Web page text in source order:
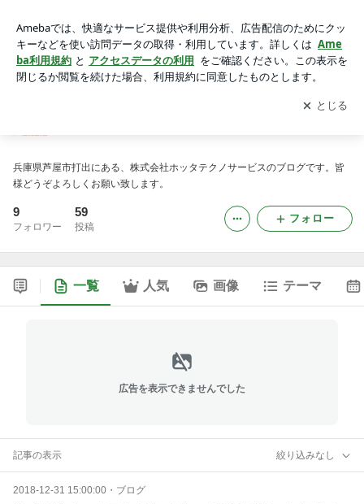
アプリをダウンロードして ブログの更新通知
を受け取りまし
ょう。
開く
兵庫県芦屋市打出にある、株式会社ホッタテクノサービスのブログです。皆
様どうぞよろしくお願い致します。
9
フォロワー
59
投稿
フォロー
一覧 人気 画像 テーマ
広告を表示できませんでした
記事の表示 絞り込みなし
2018-12-31 15:00:00 ・ ブログ